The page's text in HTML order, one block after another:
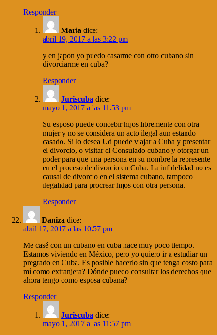
Responder
Maria dice:
abril 19, 2017 a las 3:22 pm
y en japon yo puedo casarme con otro cubano sin
divorciarme en cuba?
Responder
Juriscuba dice:
mayo 1, 2017 a las 11:53 pm
Su esposo puede concebir hijos libremente con otra
mujer y no se considera un acto ilegal aun estando
casado. Si lo desea Ud puede viajar a Cuba y presentar
el divorcio, o visitar el Consulado cubano y otorgar un
poder para que una persona en su nombre la represente
en el proceso de divorcio en Cuba. La infidelidad no es
causal de divorcio en el sistema cubano, tampoco
ilegalidad para procrear hijos con otra persona.
Responder
Daniza dice:
abril 17, 2017 a las 10:57 pm
Me casé con un cubano en cuba hace muy poco tiempo.
Estamos viviendo en México, pero yo quiero ir a estudiar un
pregrado en Cuba. Es posible hacerlo sin que tenga costo para
mí como extranjera? Dónde puedo consultar los derechos que
ahora tengo como esposa cubana?
Responder
Juriscuba dice:
mayo 1, 2017 a las 11:57 pm